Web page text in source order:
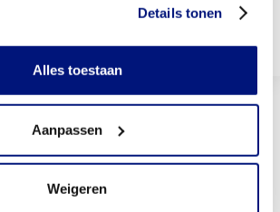
Details tonen
Alles toestaan
Aanpassen
Weigeren
vragen over
en braces
op een orthese?